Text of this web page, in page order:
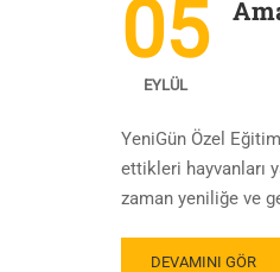
05
EYLÜL
YeniGün Özel
ettikleri hayvanları
zaman yeniliğe ve
DEVAMINI GÖR